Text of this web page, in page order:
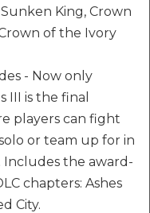
King, Crown
of the Ivory
- Now only
III is the final
players can fight
or team up for in
the award-
chapters: Ashes
City.